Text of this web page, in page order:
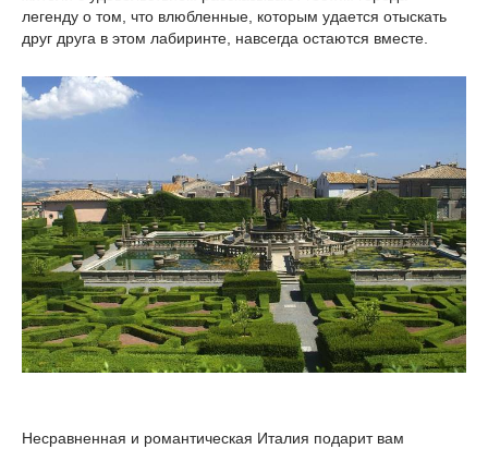
легенду о том, что влюбленные, которым удается отыскать
друг друга в этом лабиринте, навсегда остаются вместе.
Несравненная и романтическая Италия подарит вам